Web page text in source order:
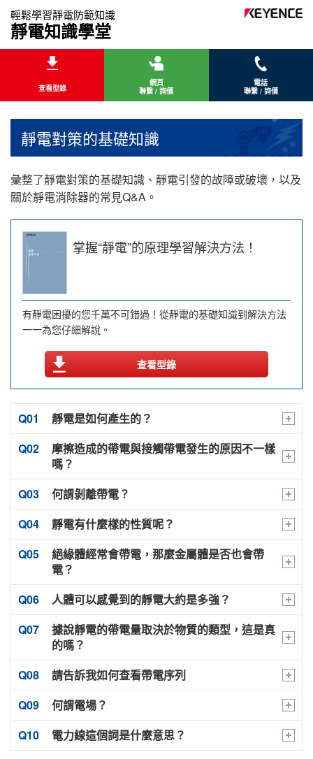
輕鬆學習靜電防範知識
靜電知識學堂
查看型錄
網頁
聯繫 / 詢價
電話
聯繫 / 詢價
靜電對策的基礎知識
彙整了靜電對策的基礎知識、靜電引發的故障或破壞，以及
關於靜電消除器的常見Q&A。
掌握“靜電”的原理學習解決方法！
有靜電困擾的您千萬不可錯過！從靜電的基礎知識到解決方法
一一為您仔細解說。
查看型錄
靜電是如何產生的？
日常生活中大家熟悉的靜電，其產生的原因主要是由於
物體相互摩擦（摩擦帶電），
以及將貼合的物體剝離（剝離帶電）
這兩種現象所造成，而事實上有更簡單的現象也會產生
〈接觸帶電〉
接觸帶電是指因兩個物體彼此靠近並接觸後，讓物質帶
有正電或負電的現象。
接觸帶電示意圖
摩擦造成的帶電與接觸帶電發生的原因不一樣
嗎？
基本上靜電是在物體接觸的瞬間產生（接觸帶電），因
此因摩擦造成的帶電（摩擦帶電）也是接觸帶電的一
種。只不過因摩擦而帶電（摩擦帶電）時，接觸面會因
彼此摩擦而增加接觸面積，或因摩擦而使物質表面的溫
度上升等，其產生的靜電量相較於接觸帶電時要大許
多。
用PDF彙整查看
何謂剝離帶電？
把彼此接觸的物體剝離（分離）時（例如撕開膠時
等），就會發生強烈的帶電現象。
雖然此現象與Q1所說明的「接觸帶電」相同，但由於是
剝離（分離）的動作造成帶電，因此一般稱為「剝離帶
電」。
此剝離帶電的現象，若物體的密合度越高，所產生的靜
電就越大。 另外，帶電量也取決於剝離速度。（剝離速
度慢時會持續發生少量的靜電放電，因此帶電量會變
少，但剝離速度快時，由於靜電放電會受到抑制，因此
帶電量會變多）
用PDF彙整查看
靜電有什麼樣的性質呢？
由於靜電也是電的一種，因此首先會有正（＋）靜電與
負（－）靜電。
而這兩種靜電分別所具有以下所示的性質。
絕緣體經常會帶電，那麼金屬體是否也會帶
電？
金屬體也會帶電。
通常金屬體（導體）常被認為不會帶電，但是若如下圖
所示呈現電氣絕緣的狀態，仍舊會與絕緣體相同，會隨
著摩擦或剝離等現象而產生靜電。
金屬體（導體）的帶電狀況
■ 已接地時
人體可以感覺到的靜電大約是多強？
據說人體能感覺得到的靜電一般在±3000 V（±3 kV）以
下表內容描述靜電對人體造成的衝擊以及與電壓之間的
關係，請參考此表的內容。
靜電對人體的衝擊以及與電壓的關係
人體的電擊電
電擊強度
據說靜電的帶電量取決於物質的類型，這是真
的嗎？
請告訴我如何查看帶電序列
由於帶電序列是將各類物質的材質按照容易帶正電或容
易帶負電的傾向依順排列而成，因此欲判斷所接觸的物
質將帶正電或負電時，可將此序列當作參考依據。
何謂電場？
電場是指存在於帶電的物體周圍，且帶電物的電荷能產
電力線這個詞是什麼意思？